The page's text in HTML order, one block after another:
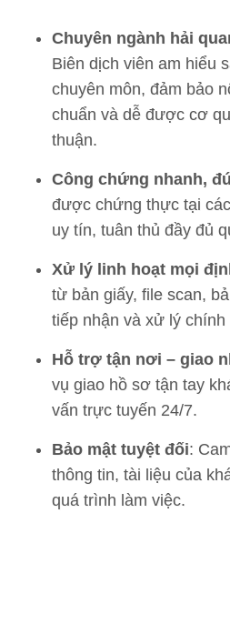
Chuyên ngành hải
Biên dịch viên am hiểu
chuyên môn, đảm bảo
chuẩn và dễ được cơ
thuận.
Công chứng nhanh,
được chứng thực tại
uy tín, tuân thủ đầy đủ
Xử lý linh hoạt mọi
từ bản giấy, file scan,
tiếp nhận và xử lý chính
Hỗ trợ tận nơi – giao
vụ giao hồ sơ tận tay
vấn trực tuyến 24/7.
Bảo mật tuyệt đối:
thông tin, tài liệu của
quá trình làm việc.